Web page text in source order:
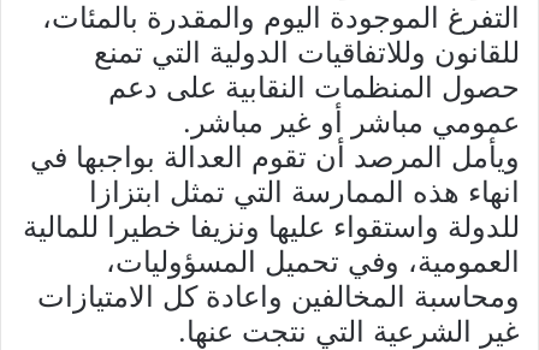
التفرغ الموجودة اليوم والمقدرة بالمئات،
للقانون وللاتفاقيات الدولية التي تمنع
حصول المنظمات النقابية على دعم
عمومي مباشر أو غير مباشر.
ويأمل المرصد أن تقوم العدالة بواجبها في
انهاء هذه الممارسة التي تمثل ابتزازا
للدولة واستقواء عليها ونزيفا خطيرا للمالية
العمومية، وفي تحميل المسؤوليات،
ومحاسبة المخالفين واعادة كل الامتيازات
غير الشرعية التي نتجت عنها.